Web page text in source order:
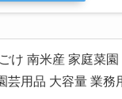
け 南米産 家庭菜
芸用品 大容量 業務